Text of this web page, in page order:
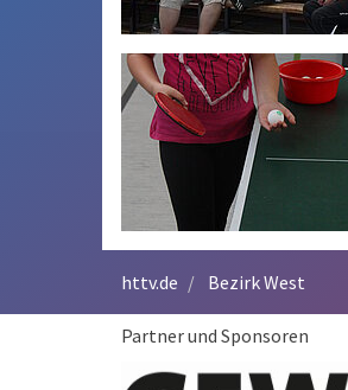
httv.de Bezirk West
Partner und Sponsoren